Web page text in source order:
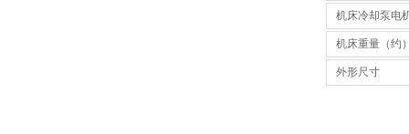
机床冷却泵电
机床重量（约
外形尺寸